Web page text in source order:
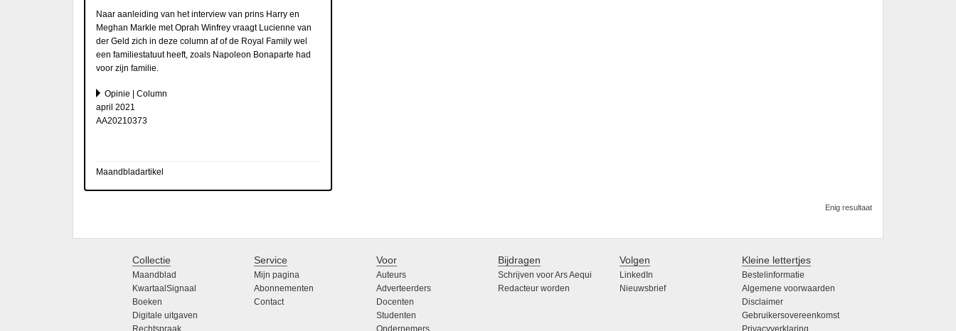
Naar aanleiding van het interview van prins Harry en
Meghan Markle met Oprah Winfrey vraagt Lucienne van
der Geld zich in deze column af of de Royal Family wel
een familiestatuut heeft, zoals Napoleon Bonaparte had
voor zijn familie.
Opinie | Column
april 2021
AA20210373
Maandbladartikel
Enig resultaat
Collectie
Maandblad
KwartaalSignaal
Boeken
Digitale uitgaven
Service
Mijn pagina
Abonnementen
Contact
Voor
Auteurs
Adverteerders
Docenten
Studenten
Bijdragen
Schrijven voor Ars Aequi
Redacteur worden
Volgen
LinkedIn
Nieuwsbrief
Kleine lettertjes
Bestelinformatie
Algemene voorwaarden
Disclaimer
Gebruikersovereenkomst